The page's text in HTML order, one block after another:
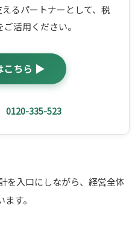
るパートナーとして、税
活用ください。
こちら ▶
0120-335-523
を入口にしながら、経営全体
す。